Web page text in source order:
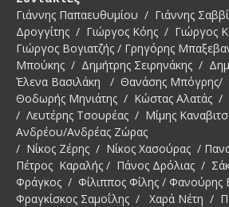
Γιάννης Παπαευθυμίου / Γιάννης
Δρογγίτης / Γιώργος Κόης / Γιώργος
Γιώργος Βογιατζής / Γρηγόρης
Μπούκης / Δημήτρης Σειρηνάκης /
Έλενα Βασιλάκη / Θανάσης
Θοδωρής Μηνιάτης / Κώστας Αλατάς /
/ Λευτέρης Τσουρέας / Μίμης
Ανδρέου/Ανδρέας Ζώρας
/ Νίκος Ζέρης / Νίκος Χασούρας /
Πέτρος Καραλής / Πάνος Δρόλιας /
Φράγκος / Φίλιππος Φίλης / Φανούρης
Φραγκίσκος Σαμοΐλης / Χαρά Νέτη /